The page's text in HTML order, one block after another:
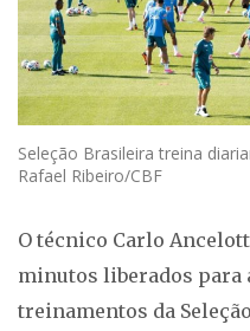
Seleção Brasileira treina
Rafael Ribeiro/CBF
O técnico Carlo
minutos liberados para
treinamentos da